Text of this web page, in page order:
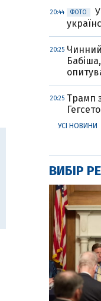
20:44 ФОТО
20:25 Чинний
20:25 Трамп
УСІ НОВИНИ
ВИБІР